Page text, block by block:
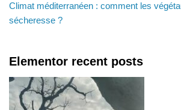
Climat méditerranéen : comment les
sécheresse ?
Elementor recent posts